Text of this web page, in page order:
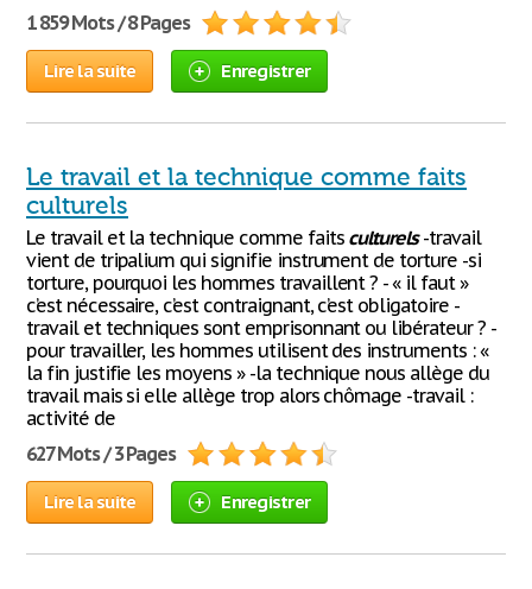
1 859 Mots / 8 Pages
Lire la suite Enregistrer
Le travail et la technique comme faits
culturels
Le travail et la technique comme faits culturels-travail
vient de tripalium qui signifie instrument de torture -si
torture, pourquoi les hommes travaillent ? - « il faut »
c’est nécessaire, c’est contraignant, c’est obligatoire -
travail et techniques sont emprisonnant ou libérateur ? -
pour travailler, les hommes utilisent des instruments : «
la fin justifie les moyens » -la technique nous allège du
travail mais si elle allège trop alors chômage -travail :
activité de
627 Mots / 3 Pages
Lire la suite Enregistrer